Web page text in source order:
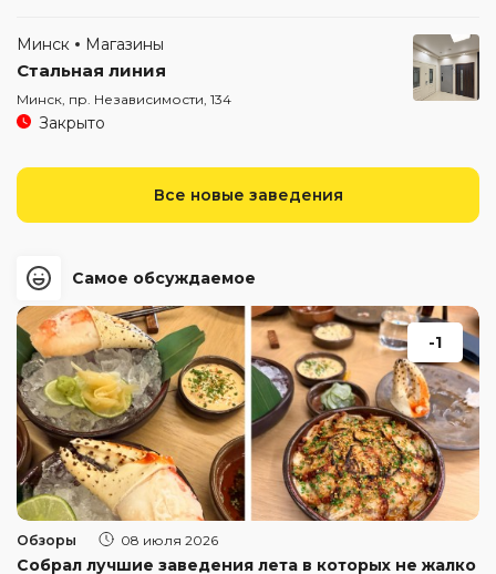
Минск Магазины
Стальная линия
Минск, пр. Независимости, 134
Закрыто
Все новые заведения
Самое обсуждаемое
-1
Обзоры 08 июля 2026
Собрал лучшие заведения лета в которых не жалко